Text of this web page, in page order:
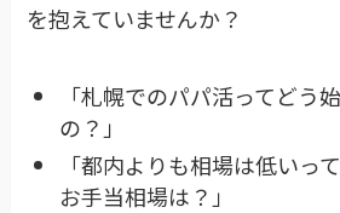
を抱えていませんか？
「札幌でのパパ活ってどう
の？」
「都内よりも相場は低いっ
お手当相場は？」